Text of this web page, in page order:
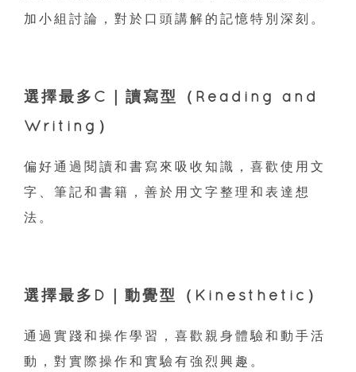
加小組討論，對於口頭講解的記憶特別深刻。
選擇最多C｜讀寫型（Reading and
Writing）
偏好通過閱讀和書寫來吸收知識，喜歡使用文
字、筆記和書籍，善於用文字整理和表達想
法。
選擇最多D｜動覺型（Kinesthetic）
通過實踐和操作學習，喜歡親身體驗和動手活
動，對實際操作和實驗有強烈興趣。